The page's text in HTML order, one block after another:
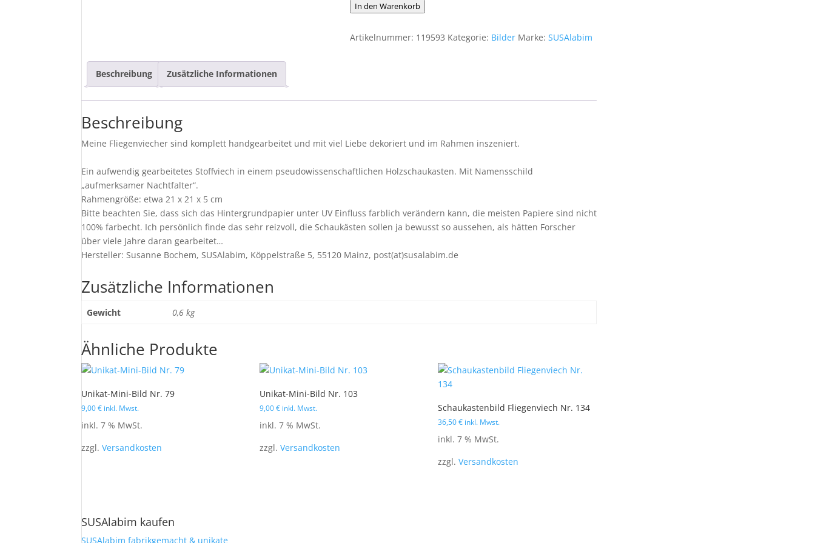
Schaukastenbild
Nr.
In den Warenkorb
Artikelnummer: 119593 Kategorie: Bilder Marke: SUSAlabim
Beschreibung Zusätzliche Informationen
Beschreibung
Meine Fliegenviecher sind komplett handgearbeitet und mit viel Liebe dekoriert und im Rahmen inszeniert.
Ein aufwendig gearbeitetes Stoffviech in einem pseudowissenschaftlichen Holzschaukasten. Mit Namensschild
„aufmerksamer Nachtfalter“.
Rahmengröße: etwa 21 x 21 x 5 cm
Bitte beachten Sie, dass sich das Hintergrundpapier unter UV Einfluss farblich verändern kann, die meisten Papiere sind nicht
100% farbecht. Ich persönlich finde das sehr reizvoll, die Schaukästen sollen ja bewusst so aussehen, als hätten Forscher
über viele Jahre daran gearbeitet…
Hersteller: Susanne Bochem, SUSAlabim, Köppelstraße 5, 55120 Mainz, post(at)susalabim.de
Zusätzliche Informationen
Gewicht 0,6 kg
Ähnliche Produkte
Unikat-Mini-Bild Nr. 79
9,00€ inkl. Mwst.
inkl. 7 % MwSt.
zzgl.Versandkosten
Unikat-Mini-Bild Nr. 103
9,00€ inkl. Mwst.
inkl. 7 % MwSt.
zzgl.Versandkosten
Schaukastenbild Fliegenviech Nr. 134
36,50€ inkl. Mwst.
inkl. 7 % MwSt.
zzgl.Versandkosten
SUSAlabim kaufen
SUSAlabim fabrikgemacht & unikate